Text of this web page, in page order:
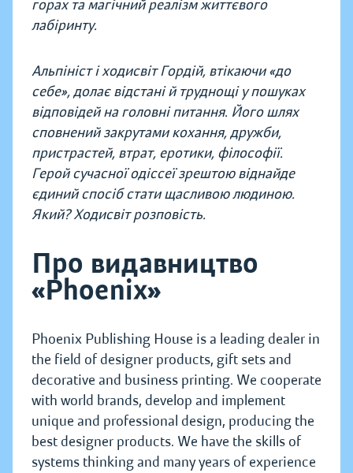
горах та магічний реалізм життєвого
лабіринту.
Альпініст і ходисвіт Гордій, втікаючи «до
себе», долає відстані й труднощі у пошуках
відповідей на головні питання. Його шлях
сповнений закрутами кохання, дружби,
пристрастей, втрат, еротики, філософії.
Герой сучасної одіссеї зрештою віднайде
єдиний спосіб стати щасливою людиною.
Який? Ходисвіт розповість.
Про видавництво
«Phoenix»
Phoenix Publishing House is a leading dealer in
the field of designer products, gift sets and
decorative and business printing. We cooperate
with world brands, develop and implement
unique and professional design, producing the
best designer products. We have the skills of
systems thinking and many years of experience